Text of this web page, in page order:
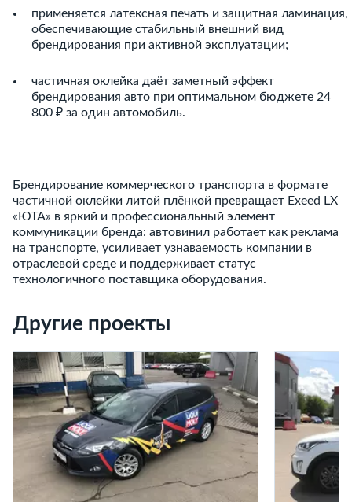
применяется латексная печать и защитная ламинация,
обеспечивающие стабильный внешний вид
брендирования при активной эксплуатации;
частичная оклейка даёт заметный эффект
брендирования авто при оптимальном бюджете 24
800 ₽ за один автомобиль.
Брендирование коммерческого транспорта в формате
частичной оклейки литой плёнкой превращает Exeed LX
«ЮТА» в яркий и профессиональный элемент
коммуникации бренда: автовинил работает как реклама
на транспорте, усиливает узнаваемость компании в
отраслевой среде и поддерживает статус
технологичного поставщика оборудования.
Другие проекты